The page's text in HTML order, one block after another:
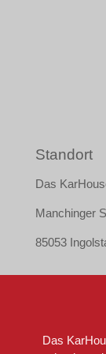
Standort
Das
Manchinger
85053
Das